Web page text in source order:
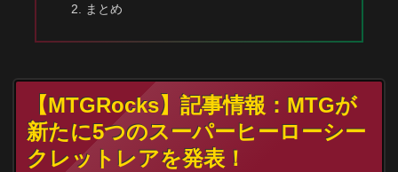
まとめ
【MTGRocks】記事情報：MTGが
新たに5つのスーパーヒーローシー
クレットレアを発表！